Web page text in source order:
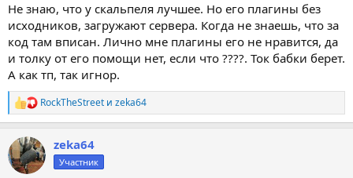
Не знаю, что у скальпеля лучшее. Но его плагины без
исходников, загружают сервера. Когда не знаешь, что за
код там вписан. Лично мне плагины его не нравится, да
и толку от его помощи нет, если что ????. Ток бабки берет.
А как тп, так игнор.
Р
е
к
ц
и
RockTheStreet и zeka64
zeka64
Участник